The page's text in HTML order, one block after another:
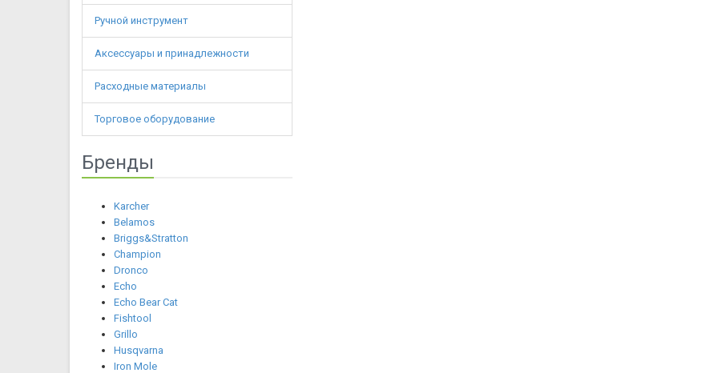
Ручной инструмент
Аксессуары и принадлежности
Расходные материалы
Торговое оборудование
Бренды
Karcher
Belamos
Briggs&Stratton
Champion
Dronco
Echo
Echo Bear Cat
Fishtool
Grillo
Husqvarna
Iron Mole